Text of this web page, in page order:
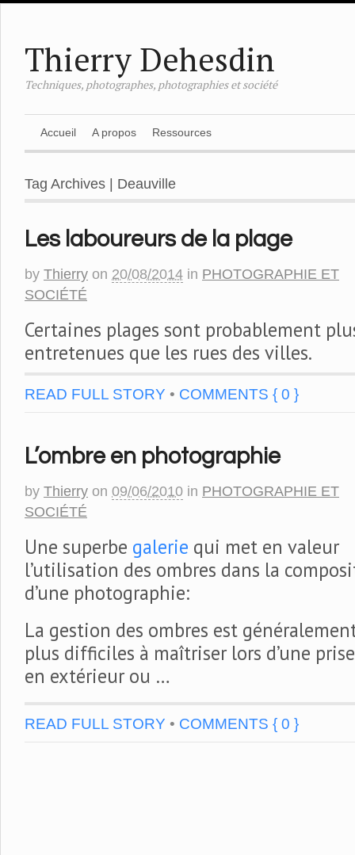
Thierry Dehesdin
Techniques, photographes, photographies et société
Accueil A propos Ressources
Tag Archives | Deauville
Les laboureurs de la plage
by Thierry on 20/08/2014 in PHOTOGRAPHIE ET
SOCIÉTÉ
Certaines plages sont probablement
entretenues que les rues des villes.
READ FULL STORY • COMMENTS { 0 }
L’ombre en photographie
by Thierry on 09/06/2010 in PHOTOGRAPHIE ET
SOCIÉTÉ
Une superbe galerie qui met en valeur
l’utilisation des ombres dans la
d’une photographie:
La gestion des ombres est
plus difficiles à maîtriser lors d’une
en extérieur ou …
READ FULL STORY • COMMENTS { 0 }